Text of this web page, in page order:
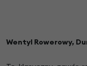
Wentyl Rowerowy,